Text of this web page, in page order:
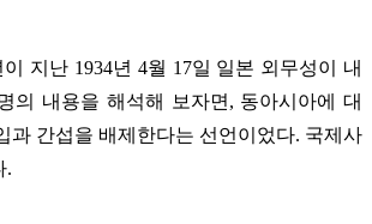
지난 1934년 4월 17일 일본 외무성이 내
의 내용을 해석해 보자면, 동아시아에 대
과 간섭을 배제한다는 선언이었다. 국제사
.